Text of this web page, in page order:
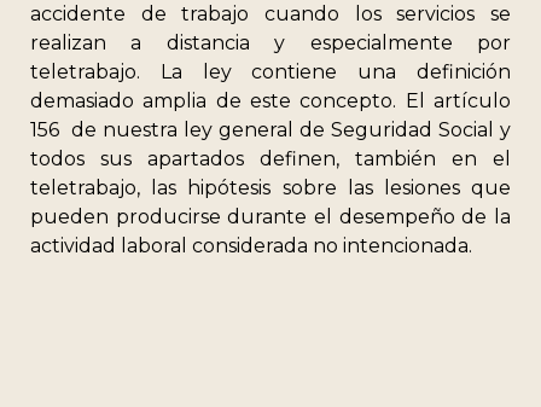
accidente de trabajo cuando los servicios se
realizan a distancia y especialmente por
teletrabajo. La ley contiene una definición
demasiado amplia de este concepto. El artículo
156 de nuestra ley general de Seguridad Social y
todos sus apartados definen, también en el
teletrabajo, las hipótesis sobre las lesiones que
pueden producirse durante el desempeño de la
actividad laboral considerada no intencionada.